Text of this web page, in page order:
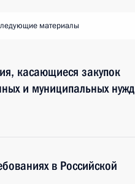
материалы
касающиеся закупок
и муниципальных нужд
в Российской